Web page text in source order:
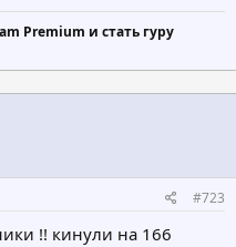
Premium и стать гуру
#723
!! кинули на 166